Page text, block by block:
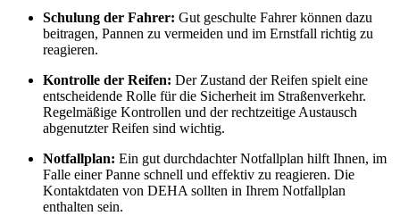
Schulung der Fahrer: Gut geschulte Fahrer können dazu
beitragen, Pannen zu vermeiden und im Ernstfall richtig zu
reagieren.
Kontrolle der Reifen: Der Zustand der Reifen spielt eine
entscheidende Rolle für die Sicherheit im Straßenverkehr.
Regelmäßige Kontrollen und der rechtzeitige Austausch
abgenutzter Reifen sind wichtig.
Notfallplan: Ein gut durchdachter Notfallplan hilft Ihnen, im
Falle einer Panne schnell und effektiv zu reagieren. Die
Kontaktdaten von DEHA sollten in Ihrem Notfallplan
enthalten sein.